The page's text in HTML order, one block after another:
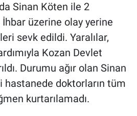
Sinan Köten ile 2
İhbar üzerine olay yerine
sevk edildi. Yaralılar,
Kozan Devlet
Durumu ağır olan Sinan
hastanede doktorların tüm
kurtarılamadı.